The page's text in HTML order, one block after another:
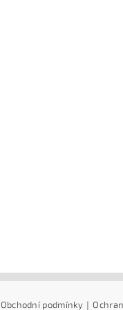
Obchodní podmínky |